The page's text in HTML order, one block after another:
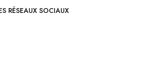
RÉSEAUX SOCIAUX